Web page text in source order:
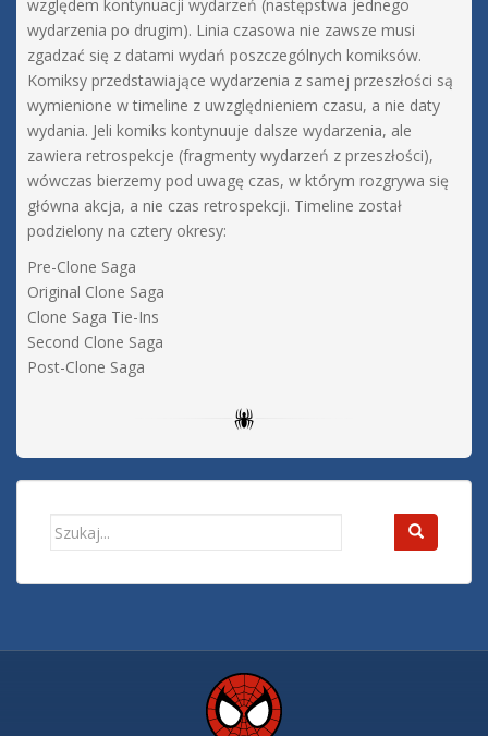
względem kontynuacji wydarzeń (następstwa jednego
wydarzenia po drugim). Linia czasowa nie zawsze musi
zgadzać się z datami wydań poszczególnych komiksów.
Komiksy przedstawiające wydarzenia z samej przeszłości są
wymienione w timeline z uwzględnieniem czasu, a nie daty
wydania. Jeli komiks kontynuuje dalsze wydarzenia, ale
zawiera retrospekcje (fragmenty wydarzeń z przeszłości),
wówczas bierzemy pod uwagę czas, w którym rozgrywa się
główna akcja, a nie czas retrospekcji. Timeline został
podzielony na cztery okresy:
Pre-Clone Saga
Original Clone Saga
Clone Saga Tie-Ins
Second Clone Saga
Post-Clone Saga
Search